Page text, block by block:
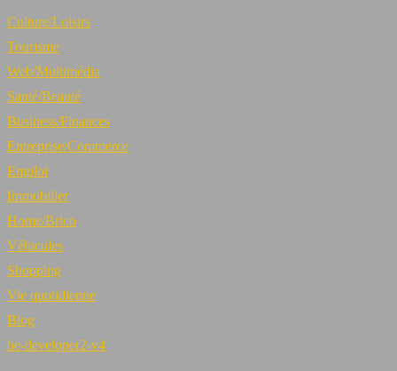
Culture/Loisirs
Tourisme
Web/Multimédia
Santé/Beauté
Business/Finances
Entreprise/Commerce
Emploi
Immobilier
Home/Brico
Véhicules
Shopping
Vie quotidienne
Blog
be-developer2-v4